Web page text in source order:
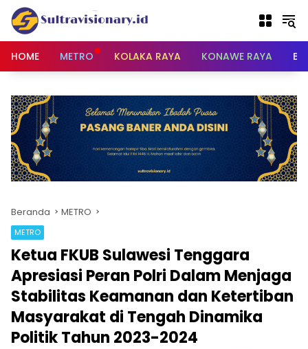
Langsung
konten
HOME
METRO KOLAKA RAYA KONAWE RAYA
Beranda METRO
METRO
Ketua FKUB Sulawesi Tenggara
Apresiasi Peran Polri Dalam Menjaga
Stabilitas Keamanan dan Ketertiban
Masyarakat di Tengah Dinamika
Politik Tahun 2023-2024